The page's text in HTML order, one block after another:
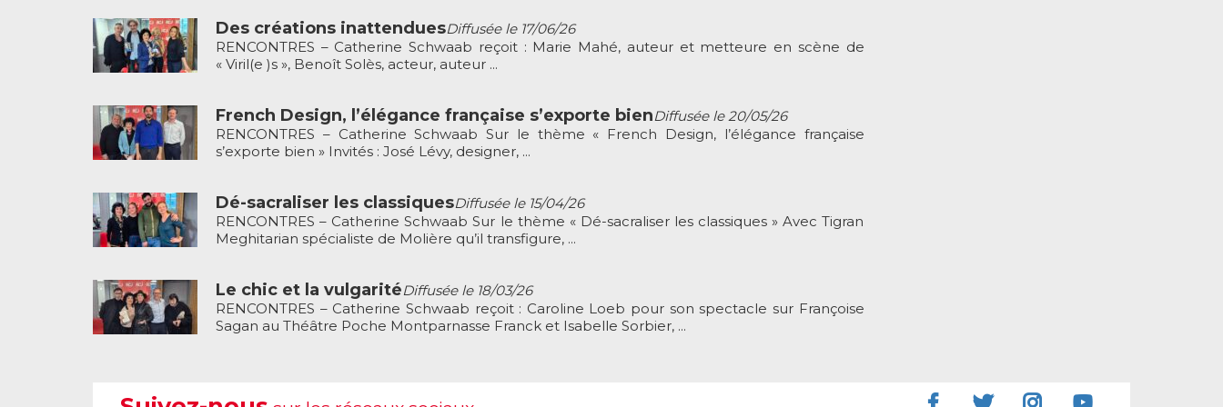
Des créations inattenduesDiffusée le 17/06/26
RENCONTRES – Catherine Schwaab reçoit : Marie Mahé, auteur et metteure en scène de
« Viril(e )s », Benoît Solès, acteur, auteur ...
French Design, l’élégance française s’exporte bienDiffusée le 20/05/26
RENCONTRES – Catherine Schwaab Sur le thème « French Design, l’élégance française
s’exporte bien » Invités : José Lévy, designer, ...
Dé-sacraliser les classiquesDiffusée le 15/04/26
RENCONTRES – Catherine Schwaab Sur le thème « Dé-sacraliser les classiques » Avec Tigran
Meghitarian spécialiste de Molière qu’il transfigure, ...
Le chic et la vulgaritéDiffusée le 18/03/26
RENCONTRES – Catherine Schwaab reçoit : Caroline Loeb pour son spectacle sur Françoise
Sagan au Théâtre Poche Montparnasse Franck et Isabelle Sorbier, ...